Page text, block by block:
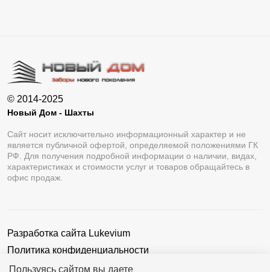
Пользуясь сайтом вы даете
© 2014-2025
Новый Дом - Шахты
Сайт носит исключительно информационный характер и не
является публичной офертой, определяемой положениями ГК
РФ. Для получения подробной информации о наличии, видах,
характеристиках и стоимости услуг и товаров обращайтесь в
офис продаж.
Разработка сайта Lukevium
Политика конфиденциальности
Пользовательское соглашение